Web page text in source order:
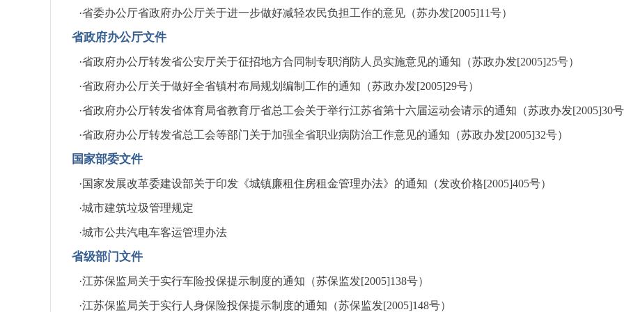
·省委办公厅省政府办公厅关于进一步做好减轻农民负担工作的意见（苏办发[2005]11号）
省政府办公厅文件
·省政府办公厅转发省公安厅关于征招地方合同制专职消防人员实施意见的通知（苏政办发[2005]25号）
·省政府办公厅关于做好全省镇村布局规划编制工作的通知（苏政办发[2005]29号）
·省政府办公厅转发省体育局省教育厅省总工会关于举行江苏省第十六届运动会请示的通知（苏政办发[2005]30
·省政府办公厅转发省总工会等部门关于加强全省职业病防治工作意见的通知（苏政办发[2005]32号）
国家部委文件
·国家发展改革委建设部关于印发《城镇廉租住房租金管理办法》的通知（发改价格[2005]405号）
·城市建筑垃圾管理规定
·城市公共汽电车客运管理办法
省级部门文件
·江苏保监局关于实行车险投保提示制度的通知（苏保监发[2005]138号）
·江苏保监局关于实行人身保险投保提示制度的通知（苏保监发[2005]148号）